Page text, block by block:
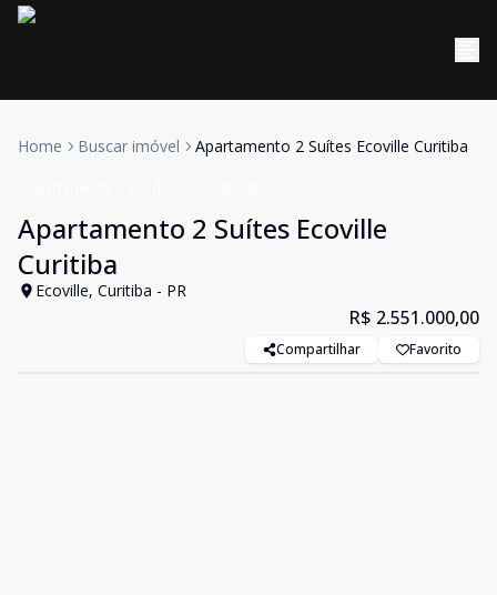
Home Buscar imóvel Apartamento 2 Suítes Ecoville Curitiba
Apartamento 2 Suítes Ecoville
Curitiba
Ecoville, Curitiba - PR
R$ 2.551.000,00
Compartilhar Favorito